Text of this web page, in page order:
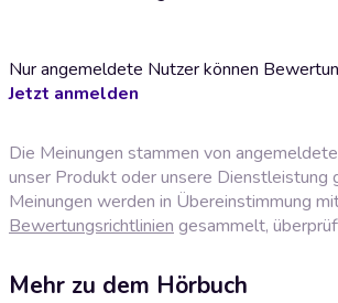
Nur angemeldete Nutzer können
Jetzt anmelden
Die Meinungen stammen von
unser Produkt oder unsere Dienstleistung
Meinungen werden in Übereinstimmung
Bewertungsrichtlinien gesammelt,
Mehr zu dem Hörbuch